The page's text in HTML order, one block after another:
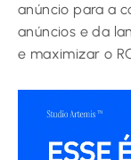
anúncio para a
anúncios e da
e maximizar o